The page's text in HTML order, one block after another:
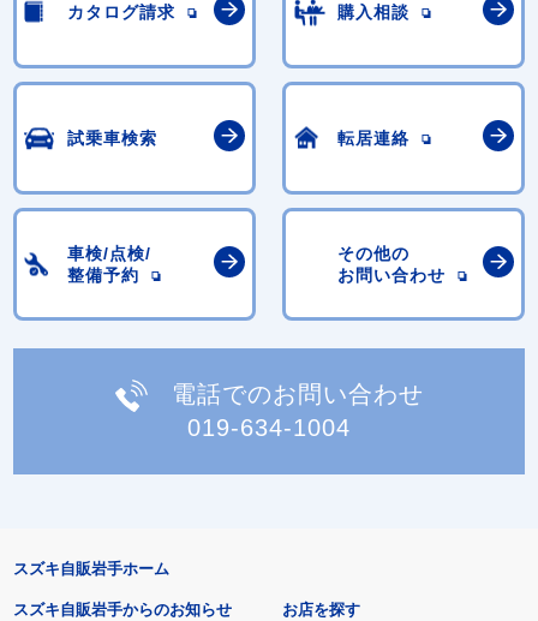
カタログ請求 購入相談
試乗車検索 転居連絡
車検/点検/
整備予約
その他の
お問い合わせ
電話でのお問い合わせ
019-634-1004
スズキ自販岩手ホーム
スズキ自販岩手からのお知らせ お店を探す